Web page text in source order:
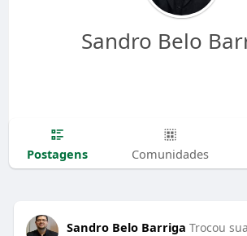
Sandro Belo
Postagens Comunidades
Sandro Belo Barriga Trocou